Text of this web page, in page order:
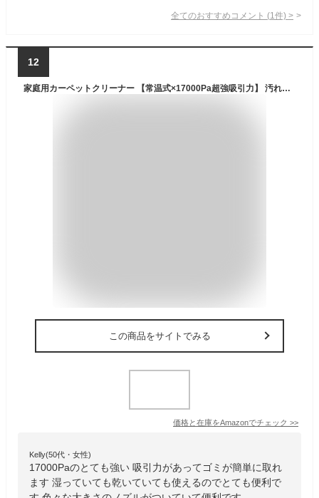
全てのおすすめコメント (1 件) >
12
家庭用カーペットクリーナー 【常温式×17000Pa超強吸引力】 汚れを浮かせて強力吸引 カーペット洗浄機 SOELMOOD 布洗浄機 ソファ/絨毯/マットレス/車内/ぬいぐるみ/ペットシート対応 乾湿両用 コンパクト (グレー)
この商品をサイトでみる
価格と在庫をAmazonでチェック >>
Kelly(50代・女性)
17000Paのとても強い 吸引力があってゴミが簡単に取れ
ます 湿っていても乾いていても使えるのでとても便利で